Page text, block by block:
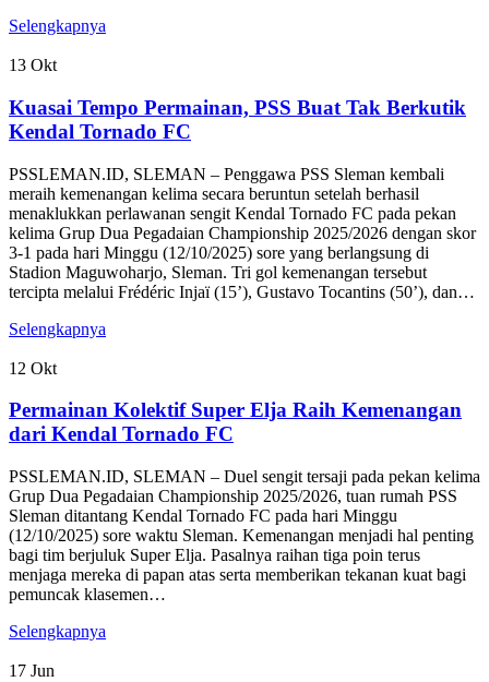
Selengkapnya
13 Okt
Kuasai Tempo Permainan, PSS Buat Tak Berkutik
Kendal Tornado FC
PSSLEMAN.ID, SLEMAN – Penggawa PSS Sleman kembali
meraih kemenangan kelima secara beruntun setelah berhasil
menaklukkan perlawanan sengit Kendal Tornado FC pada pekan
kelima Grup Dua Pegadaian Championship 2025/2026 dengan skor
3-1 pada hari Minggu (12/10/2025) sore yang berlangsung di
Stadion Maguwoharjo, Sleman. Tri gol kemenangan tersebut
tercipta melalui Frédéric Injaï (15’), Gustavo Tocantins (50’), dan…
Selengkapnya
12 Okt
Permainan Kolektif Super Elja Raih Kemenangan
dari Kendal Tornado FC
PSSLEMAN.ID, SLEMAN – Duel sengit tersaji pada pekan kelima
Grup Dua Pegadaian Championship 2025/2026, tuan rumah PSS
Sleman ditantang Kendal Tornado FC pada hari Minggu
(12/10/2025) sore waktu Sleman. Kemenangan menjadi hal penting
bagi tim berjuluk Super Elja. Pasalnya raihan tiga poin terus
menjaga mereka di papan atas serta memberikan tekanan kuat bagi
pemuncak klasemen…
Selengkapnya
17 Jun